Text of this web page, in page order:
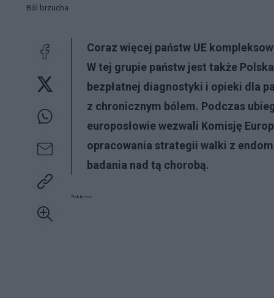
Ból brzucha
Coraz więcej państw UE
W tej grupie państw jest także
bezpłatnej diagnostyki i opieki dla
z chronicznym bólem. Podczas
europosłowie wezwali Komisję
opracowania strategii walki z
badania nad tą chorobą.
Reklama: